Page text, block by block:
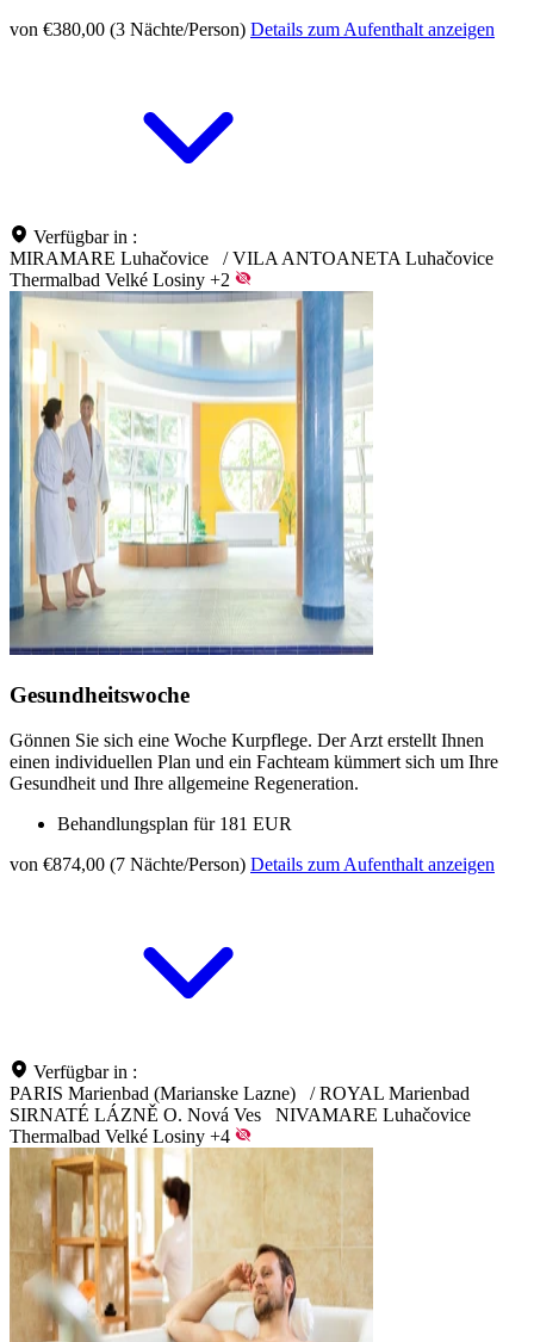
von €380,00 (3 Nächte/Person) Details zum Aufenthalt anzeigen
Verfügbar in :
MIRAMARE Luhačovice
/ VILA ANTOANETA Luhačovice
Thermalbad Velké Losiny +2
Gesundheitswoche
Gönnen Sie sich eine Woche Kurpflege. Der Arzt erstellt Ihnen
einen individuellen Plan und ein Fachteam kümmert sich um Ihre
Gesundheit und Ihre allgemeine Regeneration.
Behandlungsplan für 181 EUR
von €874,00 (7 Nächte/Person) Details zum Aufenthalt anzeigen
Verfügbar in :
PARIS Marienbad (Marianske Lazne)
/ ROYAL Marienbad
SIRNATÉ LÁZNĚ O. Nová Ves
NIVAMARE Luhačovice
Thermalbad Velké Losiny +4